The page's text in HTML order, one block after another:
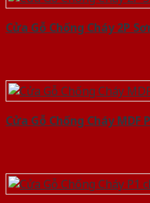
Cửa Gỗ Chống Cháy 2P
Cửa Gỗ Chống Cháy MDF